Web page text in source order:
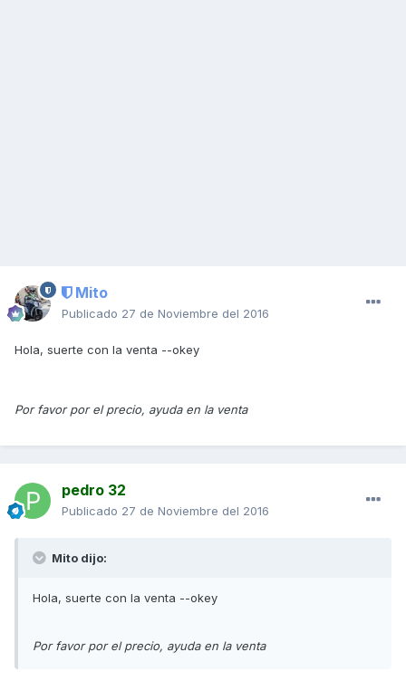
Mito
Publicado 27 de Noviembre del 2016
Hola, suerte con la venta --okey
Por favor por el precio, ayuda en la venta
pedro 32
Publicado 27 de Noviembre del 2016
Mito dijo:
Hola, suerte con la venta --okey
Por favor por el precio, ayuda en la venta